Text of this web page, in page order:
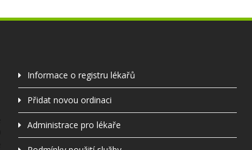
Informace o registru lékařů
Přidat novou ordinaci
Administrace pro lékaře